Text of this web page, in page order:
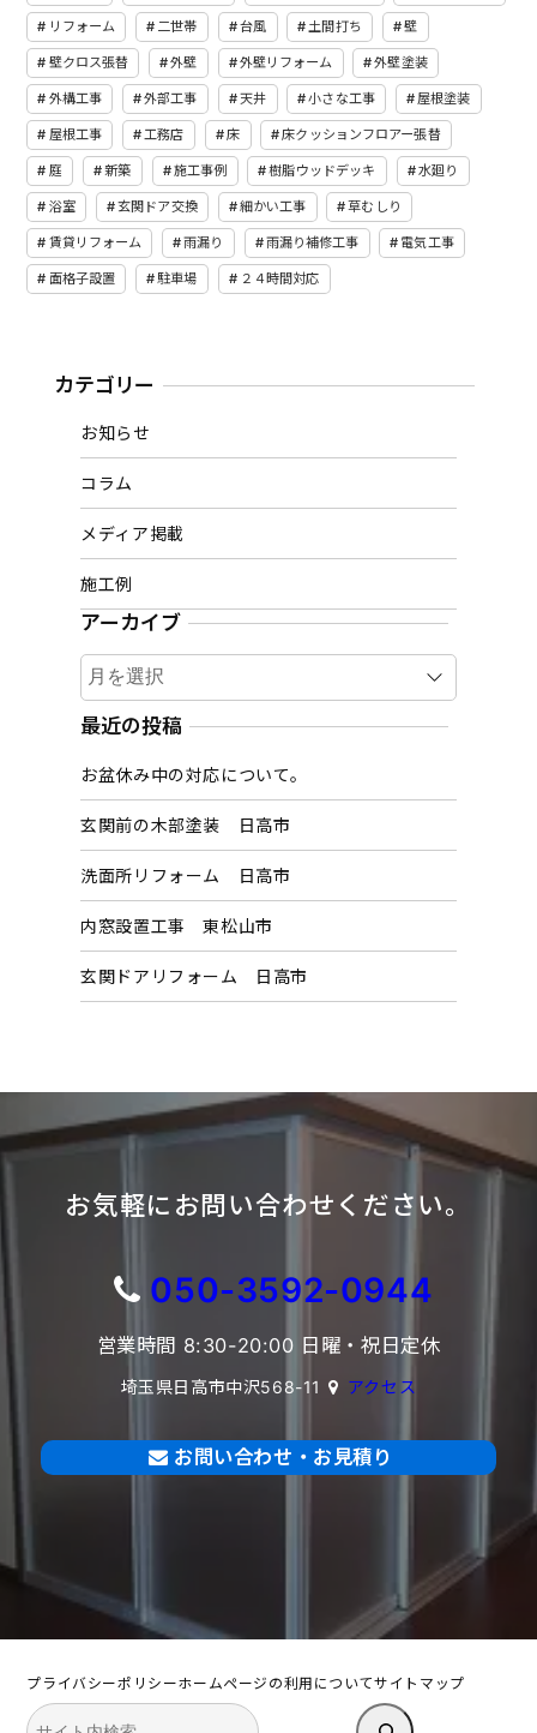
リフォーム 二世帯 台風 土間打ち 壁
壁クロス張替 外壁 外壁リフォーム 外壁塗装
外構工事 外部工事 天井 小さな工事 屋根塗装
屋根工事 工務店 床 床クッションフロアー張替
庭 新築 施工事例 樹脂ウッドデッキ 水廻り
浴室 玄関ドア交換 細かい工事 草むしり
賃貸リフォーム 雨漏り 雨漏り補修工事 電気工事
面格子設置 駐車場 ２４時間対応
カテゴリー
お知らせ
コラム
メディア掲載
施工例
アーカイブ
ア
ー
カ
ブ
最近の投稿
お盆休み中の対応について。
玄関前の木部塗装 日高市
洗面所リフォーム 日高市
内窓設置工事 東松山市
玄関ドアリフォーム 日高市
お気軽にお問い合わせください。
050-3592-0944
営業時間 8:30-20:00 日曜・祝日定休
埼玉県日高市中沢568-11 アクセス
お問い合わせ・お見積り
プライバシーポリシーホームページの利用についてサイトマップ
検